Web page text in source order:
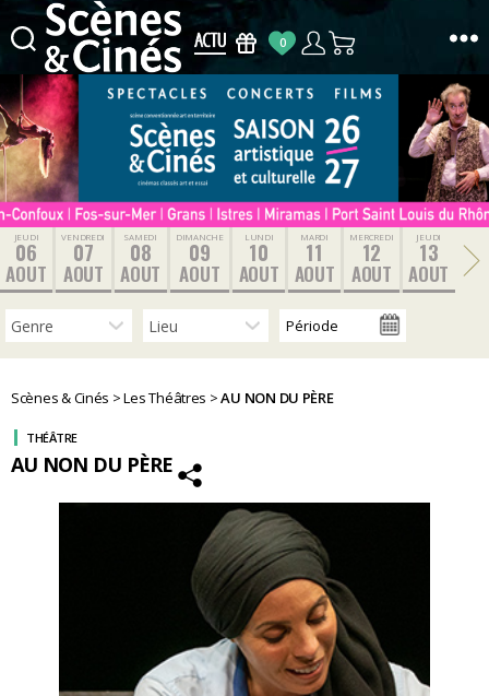
Scènes
Cinés
0
JEUDI
06
AOUT
VENDREDI
07
AOUT
SAMEDI
08
AOUT
DIMANCHE
09
AOUT
LUNDI
10
AOUT
MARDI
11
AOUT
MERCREDI
12
AOUT
JEUDI
13
AOUT
Scènes & Cinés >Les Théâtres >AU NON DU PÈRE
AU NON DU PÈRE
THÉÂTRE